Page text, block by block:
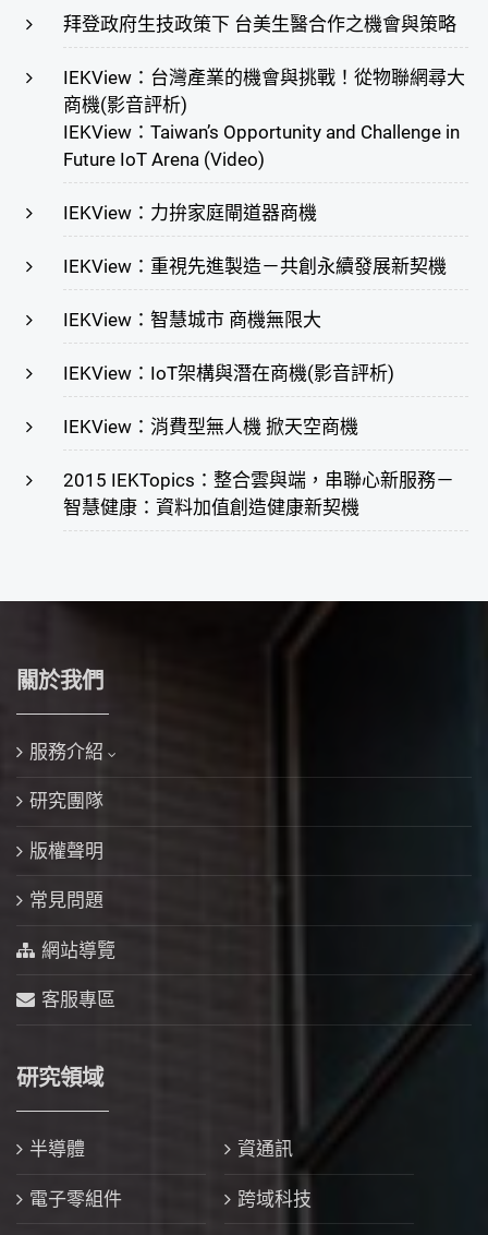
拜登政府生技政策下 台美生醫合作之機會與策略
IEKView：台灣產業的機會與挑戰！從物聯網尋大
商機(影音評析)
IEKView：Taiwan’s Opportunity and Challenge in
Future IoT Arena (Video)
IEKView：力拚家庭閘道器商機
IEKView：重視先進製造－共創永續發展新契機
IEKView：智慧城市 商機無限大
IEKView：IoT架構與潛在商機(影音評析)
IEKView：消費型無人機 掀天空商機
2015 IEKTopics：整合雲與端，串聯心新服務－
智慧健康：資料加值創造健康新契機
關於我們
服務介紹
研究團隊
版權聲明
常見問題
網站導覽
客服專區
研究領域
半導體 資通訊
電子零組件 跨域科技